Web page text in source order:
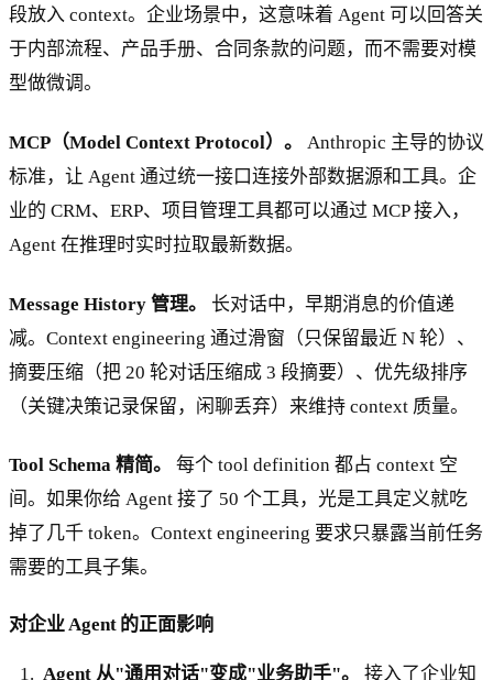
段放入 context。企业场景中，这意味着 Agent 可以回答关
于内部流程、产品手册、合同条款的问题，而不需要对模
型做微调。
MCP（Model Context Protocol）。
Anthropic 主导的协议
标准，让 Agent 通过统一接口连接外部数据源和工具。企
业的 CRM、ERP、项目管理工具都可以通过 MCP 接入，
Agent 在推理时实时拉取最新数据。
Message History 管理。
长对话中，早期消息的价值递
减。Context engineering 通过滑窗（只保留最近 N 轮）、
摘要压缩（把 20 轮对话压缩成 3 段摘要）、优先级排序
（关键决策记录保留，闲聊丢弃）来维持 context 质量。
Tool Schema 精简。
每个 tool definition 都占 context 空
间。如果你给 Agent 接了 50 个工具，光是工具定义就吃
掉了几千 token。Context engineering 要求只暴露当前任务
需要的工具子集。
对企业 Agent 的正面影响
Agent 从"通用对话"变成"业务助手"。
接入了企业知